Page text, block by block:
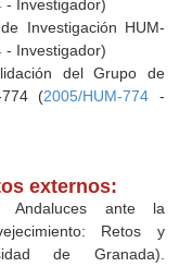
- Investigador)
Investigación HUM-
- Investigador)
del Grupo de
774 (2005/HUM-774 -
externos:
Andaluces ante la
Retos y
de Granada).